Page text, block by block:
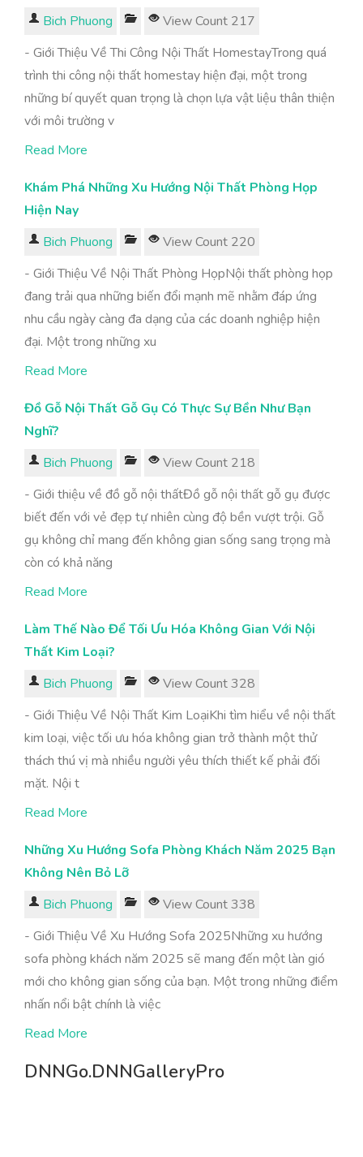
Bich Phuong
View Count 217
- Giới Thiệu Về Thi Công Nội Thất HomestayTrong quá
trình thi công nội thất homestay hiện đại, một trong
những bí quyết quan trọng là chọn lựa vật liệu thân thiện
với môi trường v
Read More
Khám Phá Những Xu Hướng Nội Thất Phòng Họp
Hiện Nay
Bich Phuong
View Count 220
- Giới Thiệu Về Nội Thất Phòng HọpNội thất phòng họp
đang trải qua những biến đổi mạnh mẽ nhằm đáp ứng
nhu cầu ngày càng đa dạng của các doanh nghiệp hiện
đại. Một trong những xu
Read More
Đồ Gỗ Nội Thất Gỗ Gụ Có Thực Sự Bền Như Bạn
Nghĩ?
Bich Phuong
View Count 218
- Giới thiệu về đồ gỗ nội thấtĐồ gỗ nội thất gỗ gụ được
biết đến với vẻ đẹp tự nhiên cùng độ bền vượt trội. Gỗ
gụ không chỉ mang đến không gian sống sang trọng mà
còn có khả năng
Read More
Làm Thế Nào Để Tối Ưu Hóa Không Gian Với Nội
Thất Kim Loại?
Bich Phuong
View Count 328
- Giới Thiệu Về Nội Thất Kim LoạiKhi tìm hiểu về nội thất
kim loại, việc tối ưu hóa không gian trở thành một thử
thách thú vị mà nhiều người yêu thích thiết kế phải đối
mặt. Nội t
Read More
Những Xu Hướng Sofa Phòng Khách Năm 2025 Bạn
Không Nên Bỏ Lỡ
Bich Phuong
View Count 338
- Giới Thiệu Về Xu Hướng Sofa 2025Những xu hướng
sofa phòng khách năm 2025 sẽ mang đến một làn gió
mới cho không gian sống của bạn. Một trong những điểm
nhấn nổi bật chính là việc
Read More
DNNGo.DNNGalleryPro